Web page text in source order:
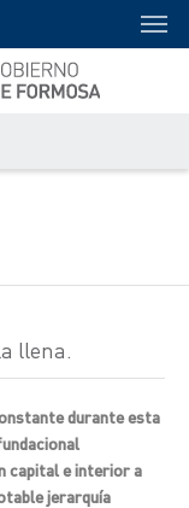
llena.
durante esta
capital e interior a
jerarquía